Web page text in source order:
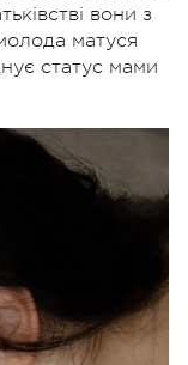
вони з
матуся
статус мами